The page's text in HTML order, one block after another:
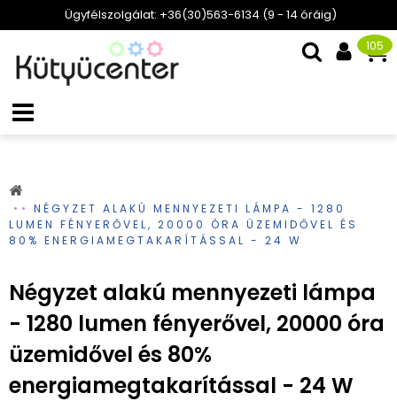
Ügyfélszolgálat: +36(30)563-6134 (9 - 14 óráig)
105
NÉGYZET ALAKÚ MENNYEZETI LÁMPA - 1280
LUMEN FÉNYERŐVEL, 20000 ÓRA ÜZEMIDŐVEL ÉS
80% ENERGIAMEGTAKARÍTÁSSAL - 24 W
Négyzet alakú mennyezeti lámpa
- 1280 lumen fényerővel, 20000 óra
üzemidővel és 80%
energiamegtakarítással - 24 W